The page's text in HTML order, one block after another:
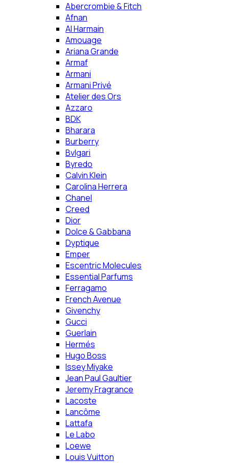
Abercrombie & Fitch
Afnan
Al Harmain
Amouage
Ariana Grande
Armaf
Armani
Armani Privé
Atelier des Ors
Azzaro
BDK
Bharara
Burberry
Bvlgari
Byredo
Calvin Klein
Carolina Herrera
Chanel
Creed
Dior
Dolce & Gabbana
Dyptique
Emper
Escentric Molecules
Essential Parfums
Ferragamo
French Avenue
Givenchy
Gucci
Guerlain
Hermés
Hugo Boss
Issey Miyake
Jean Paul Gaultier
Jeremy Fragrance
Lacoste
Lancôme
Lattafa
Le Labo
Loewe
Louis Vuitton